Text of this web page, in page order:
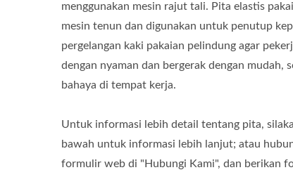
menggunakan mesin rajut tali. Pita elastis
mesin tenun dan digunakan untuk penutup
pergelangan kaki pakaian pelindung agar
dengan nyaman dan bergerak dengan mudah,
bahaya di tempat kerja.
Untuk informasi lebih detail tentang pita,
bawah untuk informasi lebih lanjut; atau
formulir web di "Hubungi Kami", dan berikan